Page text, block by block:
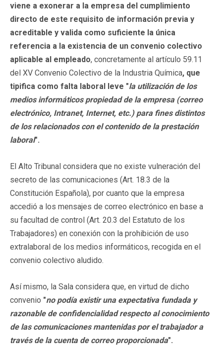
viene a exonerar a la empresa del cumplimiento
directo de este requisito de información previa y
acreditable y valida como suficiente la única
referencia a la existencia de un convenio colectivo
aplicable al empleado, concretamente al artículo 59.11
del XV Convenio Colectivo de la Industria Química, que
tipifica como falta laboral leve "la utilización de los
medios informáticos propiedad de la empresa (correo
electrónico, Intranet, Internet, etc.) para fines distintos
de los relacionados con el contenido de la prestación
laboral".
El Alto Tribunal considera que no existe vulneración del
secreto de las comunicaciones (Art. 18.3 de la
Constitución Española), por cuanto que la empresa
accedió a los mensajes de correo electrónico en base a
su facultad de control (Art. 20.3 del Estatuto de los
Trabajadores) en conexión con la prohibición de uso
extralaboral de los medios informáticos, recogida en el
convenio colectivo aludido.
Así mismo, la Sala considera que, en virtud de dicho
convenio "no podía existir una expectativa fundada y
razonable de confidencialidad respecto al conocimiento
de las comunicaciones mantenidas por el trabajador a
través de la cuenta de correo proporcionada".